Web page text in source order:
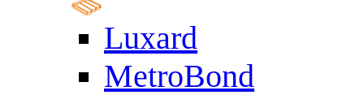
Luxard
MetroBond